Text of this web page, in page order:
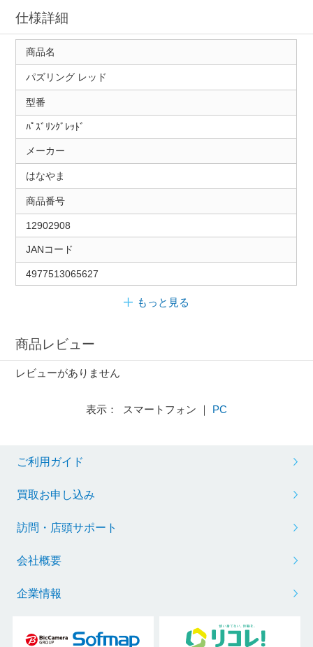
仕様詳細
商品名
パズリング レッド
型番
ﾊﾟｽﾞﾘﾝｸﾞﾚｯﾄﾞ
メーカー
はなやま
商品番号
12902908
JANコード
4977513065627
もっと見る
商品レビュー
レビューがありません
表示： スマートフォン ｜ PC
ご利用ガイド
買取お申し込み
訪問・店頭サポート
会社概要
企業情報